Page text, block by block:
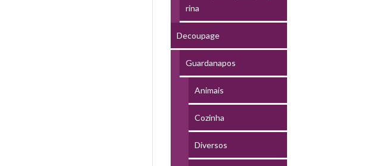
rina
Decoupage
Guardanapos
Animais
Cozinha
Diversos